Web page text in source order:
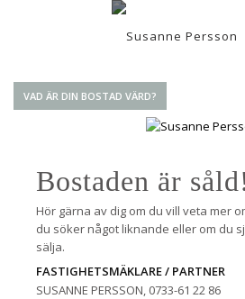
VAD ÄR DIN BOSTAD VÄRD?
Bostaden är såld!
Hör gärna av dig om du vill veta mer
du söker något liknande eller om du
sälja.
FASTIGHETSMÄKLARE / PARTNER
SUSANNE PERSSON, 0733-61 22 86